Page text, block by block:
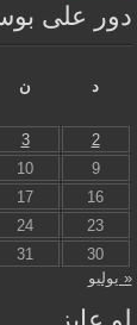
دور على
د
ن
2
3
9
10
16
17
23
24
30
31
« يوليو